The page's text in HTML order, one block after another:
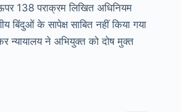
138 पराक्रम लिखित अधिनियम
बिंदुओं के सापेक्ष साबित नहीं किया गया
न्यायालय ने अभियुक्त को दोष मुक्त